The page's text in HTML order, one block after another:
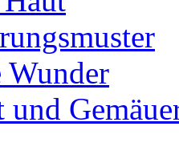
Wunder
und